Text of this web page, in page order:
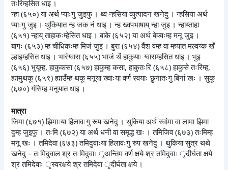
तःरिम्हसित धाइ ।
न्हा (६५०) या अर्थ प्याःगु जुइफु । थ्व न्हसिया व्युत्पादन खनेदु । न्हसिया अर्थ
प्याःगु जुइ । थुकियात न्ह जक नं धाइ । न्ह ख्वपभाषाय् न्हा जुइ । न्हाय्ताहा
(६५१) न्हाय् ताहाकःम्हेसित धाइ । बाके (६५२) या अर्थ बेक्वःम्ह मनू जुइ ।
बागः (६५३) म्ह चीधिकःम्ह मिजं जुइ । बुरा (६५४) वैंश वंम्ह वा म्हयात मल्वय्क खँ
ल्हाइम्हसित धाइ । भारंग्वारा (६५५) भाजं थें हाकुयाः ग्वाराम्हसित धाइ । भुइ
(६५६) भुयूम्ह, हाकुकसा (६५७) हाकुम्ह कसा, हाकुतःरि (६५८) हाकुसे तःरिम्ह,
ह्यामुथकू (६५९) ह्याउँम्ह थकू मनूया ख्वाःया वर्ण स्वयाः छुनातःगु बिनां खः । सुकू
(६७०) गंसिम्ह मनूयात धाइ ।
मात्रा
जिमा (६७१) झिमाःया हिलावःगु रूप खनेदु । थुकिया अर्थ स्वांमा वा लामा झिमा
दुम्ह जुइफु । तःमि (६७२) या अर्थ धनी वा समृद्ध खः । तमिजिव (६७३) तःमिम्ह
मनू खः । तमिदेवा (६७३) तमिदुवाःया हिलावःगु रुप खनेदु । थुकिया सुत्र थथे
खनेदु – तःमिदुवाल श्र तःमिदुवाः ृअन्तिम वर्ण क्षये श्र तमिदुवाः ृदीर्घता क्षये
श्र तमिदेवाः ृस्वरक्षये श्र तमिदेवा ृदीर्घता क्षये ।